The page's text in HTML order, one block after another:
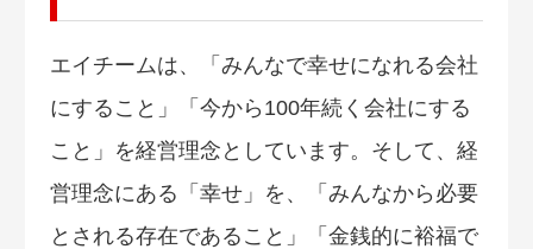
エイチームは、「みんなで幸せになれる会社
にすること」「今から100年続く会社にする
こと」を経営理念としています。そして、経
営理念にある「幸せ」を、「みんなから必要
とされる存在であること」「金銭的に裕福で